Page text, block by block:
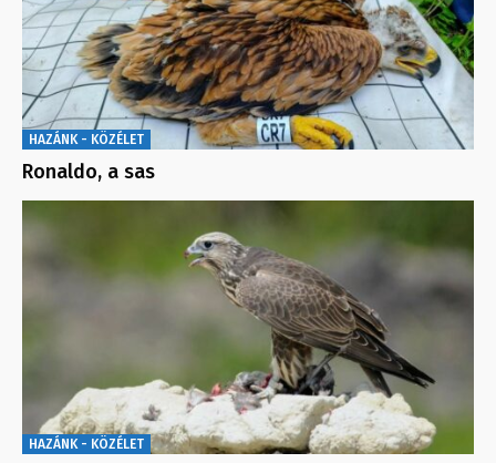
HAZÁNK - KÖZÉLET
Ronaldo, a sas
HAZÁNK - KÖZÉLET